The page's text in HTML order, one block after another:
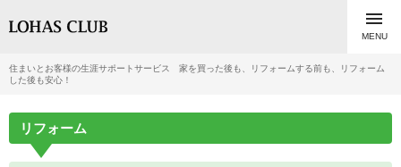

MENU
住まいとお客様の生涯サポートサービス 家を買った後も、リフォームする前も、リフォーム
した後も安心！
リフォーム